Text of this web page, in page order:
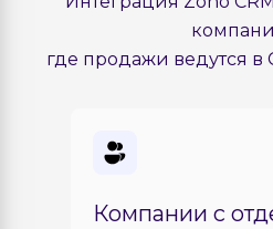
где продажи ведутся в
Компании с